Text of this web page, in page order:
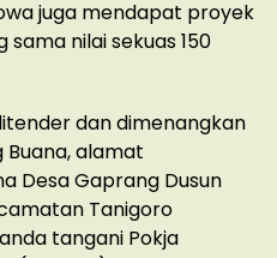
juga mendapat proyek
nilai sekuas 150
dan dimenangkan
Buana, alamat
Desa Gaprang Dusun
Tanigoro
tangani Pokja